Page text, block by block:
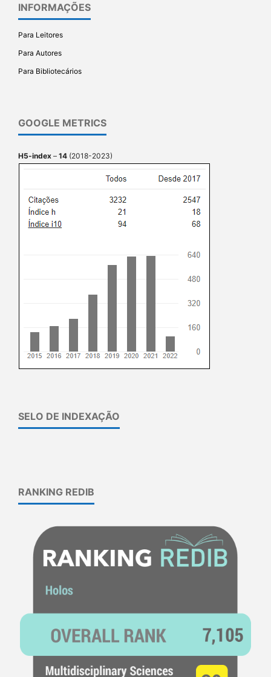
INFORMAÇÕES
Para Leitores
Para Autores
Para Bibliotecários
GOOGLE METRICS
H5-index – 14 (2018-2023)
SELO DE INDEXAÇÃO
RANKING REDIB